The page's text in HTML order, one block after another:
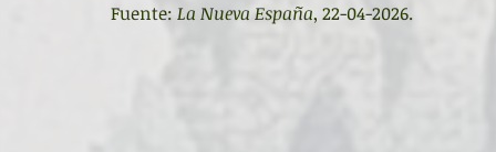
Fuente: La Nueva España, 22-04-2026.